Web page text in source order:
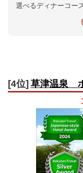
選べるディナーコー
[4位] 草津温泉